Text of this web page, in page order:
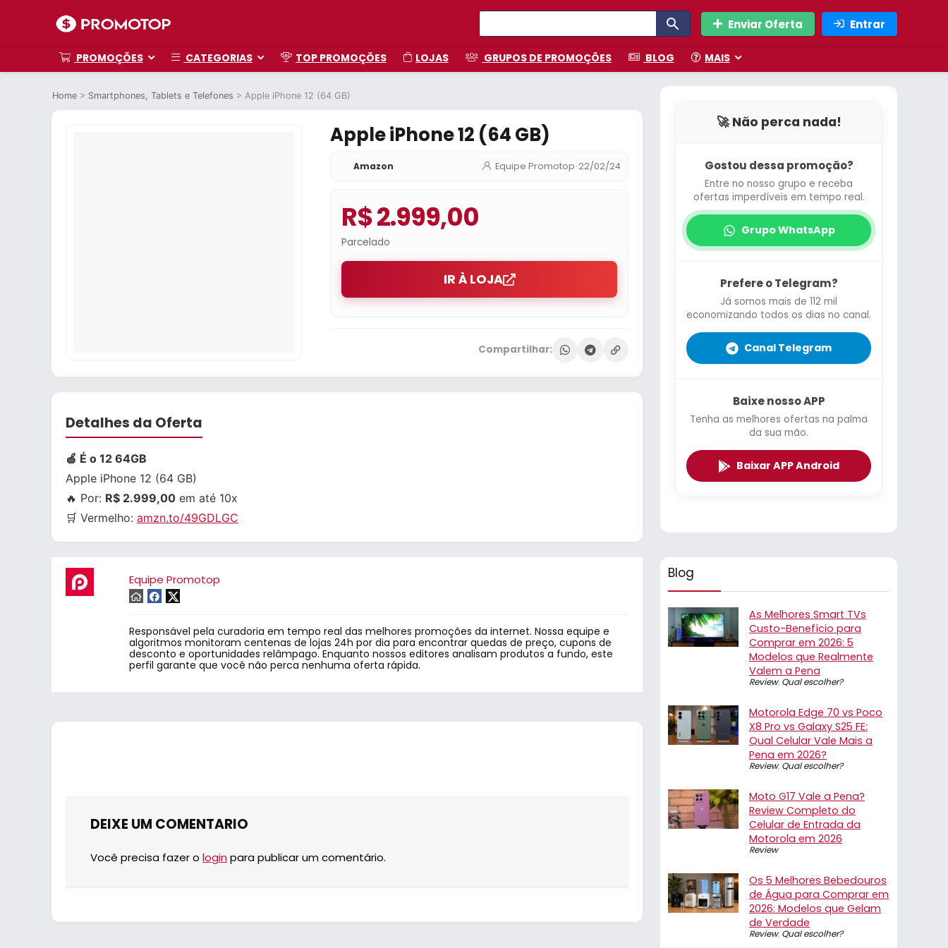
Enviar Oferta Entrar
PROMOÇÕES CATEGORIAS TOP PROMOÇÕES LOJAS GRUPOS DE PROMOÇÕES BLOG MAIS
Home > Smartphones, Tablets e Telefones > Apple iPhone 12 (64 GB)
Apple iPhone 12 (64 GB)
Amazon Equipe Promotop•22/02/24
R$ 2.999,00
Parcelado
IR À LOJA
Compartilhar:
Detalhes da Oferta
🍏 É o 12 64GB
Apple iPhone 12 (64 GB)
🔥 Por: R$ 2.999,00 em até 10x
🛒 Vermelho: amzn.to/49GDLGC
Equipe Promotop
Responsável pela curadoria em tempo real das melhores promoções da internet. Nossa equipe e
algoritmos monitoram centenas de lojas 24h por dia para encontrar quedas de preço, cupons de
desconto e oportunidades relâmpago. Enquanto nossos editores analisam produtos a fundo, este
perfil garante que você não perca nenhuma oferta rápida.
DEIXE UM COMENTARIO
Você precisa fazer o login para publicar um comentário.
🚀 Não perca nada!
Gostou dessa promoção?
Entre no nosso grupo e receba
ofertas imperdíveis em tempo real.
Grupo WhatsApp
Prefere o Telegram?
Já somos mais de 112 mil
economizando todos os dias no canal.
Canal Telegram
Baixe nosso APP
Tenha as melhores ofertas na palma
da sua mão.
Baixar APP Android
Blog
As Melhores Smart TVs
Custo-Benefício para
Comprar em 2026: 5
Modelos que Realmente
Valem a Pena
Review, Qual escolher?
Motorola Edge 70 vs Poco
X8 Pro vs Galaxy S25 FE:
Qual Celular Vale Mais a
Pena em 2026?
Review, Qual escolher?
Moto G17 Vale a Pena?
Review Completo do
Celular de Entrada da
Motorola em 2026
Review
Os 5 Melhores Bebedouros
de Água para Comprar em
2026: Modelos que Gelam
de Verdade
Review, Qual escolher?